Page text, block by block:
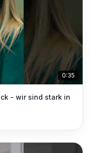
0:35
- wir sind stark in